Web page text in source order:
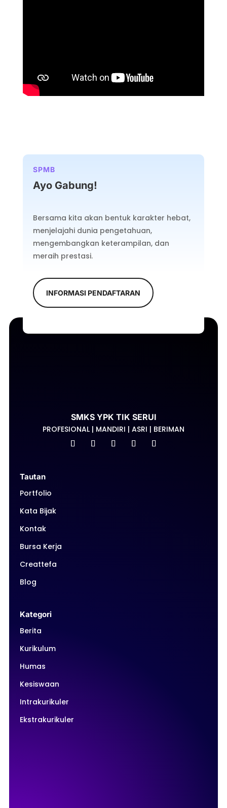
SPMB
Ayo Gabung!
Bersama kita akan bentuk karakter hebat,
menjelajahi dunia pengetahuan,
mengembangkan keterampilan, dan
meraih prestasi.
INFORMASI PENDAFTARAN
SMKS YPK TIK SERUI
PROFESIONAL | MANDIRI | ASRI | BERIMAN
Tautan
Portfolio
Kata Bijak
Kontak
Bursa Kerja
Creattefa
Blog
Kategori
Berita
Kurikulum
Humas
Kesiswaan
Intrakurikuler
Ekstrakurikuler